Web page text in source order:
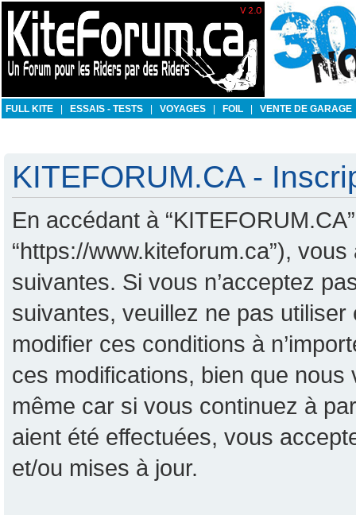
FULL KITE ESSAIS - TESTS VOYAGES FOIL VENTE DE GARAGE
KITEFORUM.CA -
En accédant à
“https://www.kiteforum.ca”),
suivantes. Si vous n’acceptez
suivantes, veuillez ne pas
modifier ces conditions à
ces modifications, bien que
même car si vous continuez à
aient été effectuées, vous
et/ou mises à jour.